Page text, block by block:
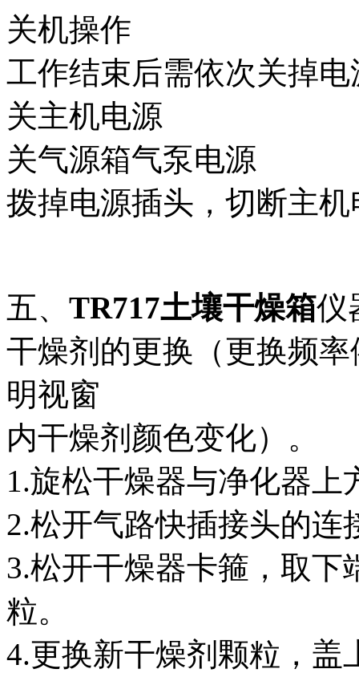
关机操作
工作结束后需依次关掉电
关主机电源
关气源箱气泵电源
拨掉电源插头，切断主
五、 TR717土壤干燥箱仪
干燥剂的更换（更换频
明视窗
内干燥剂颜色变化）。
1.旋松干燥器与净化器上
2.松开气路快插接头的
3.松开干燥器卡箍，取下
粒。
4.更换新干燥剂颗粒，盖